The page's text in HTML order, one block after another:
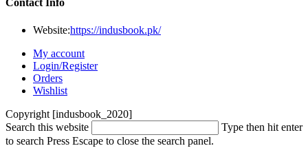
Contact Info
Website:https://indusbook.pk/
My account
Login/Register
Orders
Wishlist
Copyright [indusbook_2020]
Search this website
Type then hit enter
to search Press Escape to close the search panel.